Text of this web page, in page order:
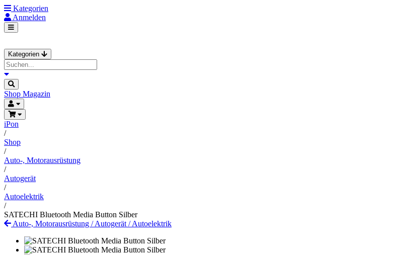
Kategorien
Anmelden
Kategorien
Shop Magazin
iPon
/
Shop
/
Auto-, Motorausrüstung
/
Autogerät
/
Autoelektrik
/
SATECHI Bluetooth Media Button Silber
Auto-, Motorausrüstung /Autogerät /Autoelektrik